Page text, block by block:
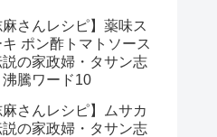
麻さんレシピ】薬味ス
キ ポン酢トマトソース
説の家政婦・タサン志
沸騰ワード10
麻さんレシピ】ムサカ
説の家政婦・タサン志